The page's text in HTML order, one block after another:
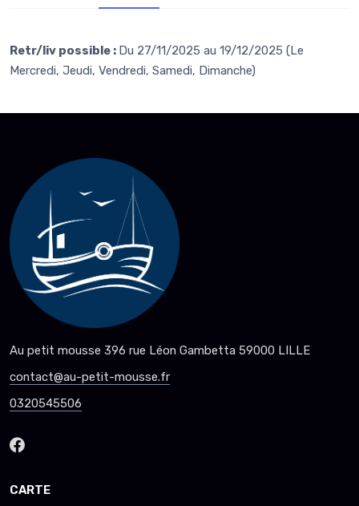
Retr/liv possible : Du 27/11/2025 au 19/12/2025 (Le
Mercredi, Jeudi, Vendredi, Samedi, Dimanche)
Au petit mousse 396 rue Léon Gambetta 59000 LILLE
contact@au-petit-mousse.fr
0320545506
CARTE